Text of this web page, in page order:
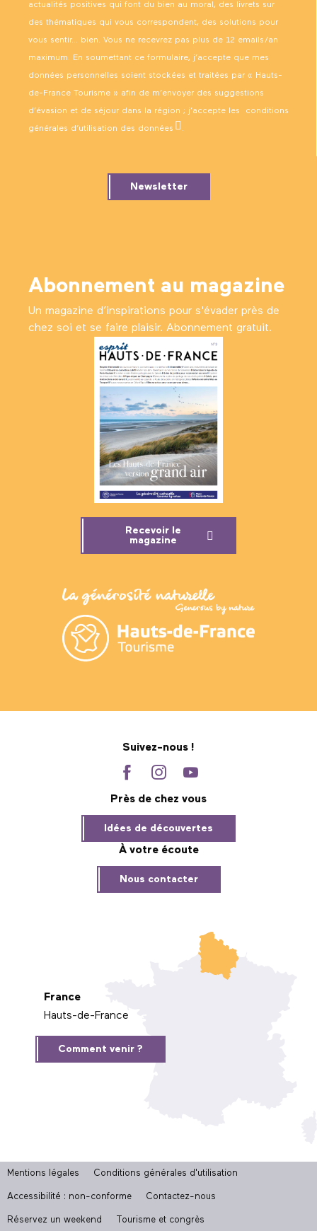
actualités positives qui font du bien au moral, des livrets sur
des thématiques qui vous correspondent, des solutions pour
vous sentir… bien. Vous ne recevrez pas plus de 12 emails/an
maximum. En soumettant ce formulaire, j’accepte que mes
données personnelles soient stockées et traitées par « Hauts-
de-France Tourisme » afin de m’envoyer des suggestions
d’évasion et de séjour dans la région ; j’accepte les conditions
générales d’utilisation des données .
Newsletter
Abonnement au magazine
Un magazine d’inspirations pour s'évader près de
chez soi et se faire plaisir. Abonnement gratuit.
Recevoir le
magazine
Suivez-nous !
Près de chez vous
Idées de découvertes
À votre écoute
Nous contacter
France
Hauts-de-France
Comment venir ?
Mentions légales Conditions générales d'utilisation
Accessibilité : non-conforme Contactez-nous
Réservez un weekend Tourisme et congrès